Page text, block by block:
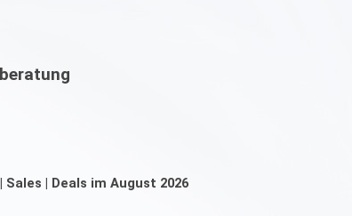
| Deals im August 2026